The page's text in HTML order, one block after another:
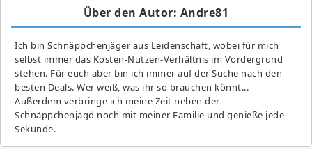
Über den Autor: Andre81
Ich bin Schnäppchenjäger aus Leidenschaft, wobei für mich
selbst immer das Kosten-Nutzen-Verhältnis im Vordergrund
stehen. Für euch aber bin ich immer auf der Suche nach den
besten Deals. Wer weiß, was ihr so brauchen könnt...
Außerdem verbringe ich meine Zeit neben der
Schnäppchenjagd noch mit meiner Familie und genieße jede
Sekunde.